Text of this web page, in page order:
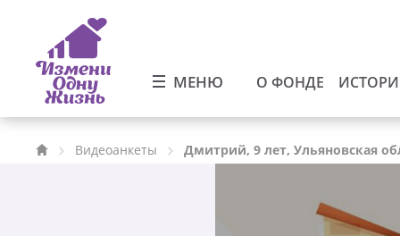
МЕНЮ О ФОНДЕ
Видеоанкеты Дмитрий, 9 лет, Ульяновская